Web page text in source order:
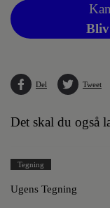
Bliv
Del Tweet
Det skal du også
Tegning
Ugens Tegning